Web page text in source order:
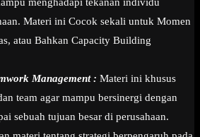
menghadapi tekanan individu
Materi ini Cocok sekali untuk Momen
atau Bahkan Capacity Building
Management : Materi ini khusus
team agar mampu bersinergi dengan
sebuah tujuan besar di perusahaan.